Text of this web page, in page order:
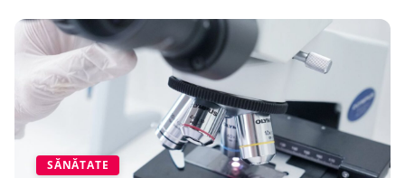
SĂNĂTATE